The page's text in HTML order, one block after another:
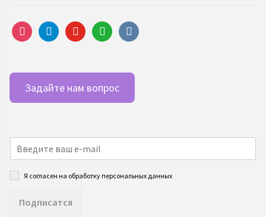
instagramtelegramyoutubewhatsappvkontakte
Задайте нам вопрос
Я согласен на обработку персональных данных
Подписатся